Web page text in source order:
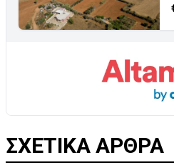
ΣΧΕΤΙΚΑ ΑΡΘΡΑ